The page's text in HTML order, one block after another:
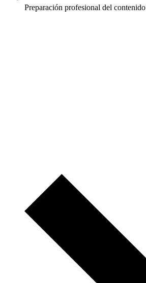
Preparación profesional del contenido